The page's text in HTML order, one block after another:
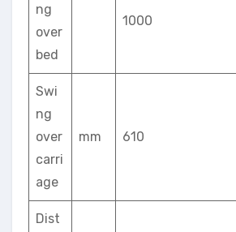
ng
over
bed
1000
Swi
ng
over
carri
age
mm 610
Dist